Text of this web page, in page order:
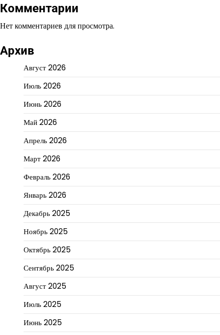
Комментарии
Нет комментариев для просмотра.
Архив
Август 2026
Июль 2026
Июнь 2026
Май 2026
Апрель 2026
Март 2026
Февраль 2026
Январь 2026
Декабрь 2025
Ноябрь 2025
Октябрь 2025
Сентябрь 2025
Август 2025
Июль 2025
Июнь 2025